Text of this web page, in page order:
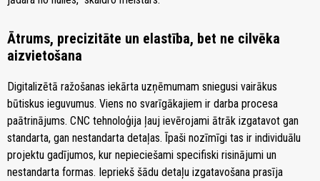
Ātrums, precizitāte un elastība, bet ne cilvēka
aizvietošana
Digitalizētā ražošanas iekārta uzņēmumam sniegusi vairākus
būtiskus ieguvumus. Viens no svarīgākajiem ir darba procesa
paātrinājums. CNC tehnoloģija ļauj ievērojami ātrāk izgatavot gan
standarta, gan nestandarta detaļas. Īpaši nozīmīgi tas ir individuālu
projektu gadījumos, kur nepieciešami specifiski risinājumi un
nestandarta formas. Iepriekš šādu detaļu izgatavošana prasīja